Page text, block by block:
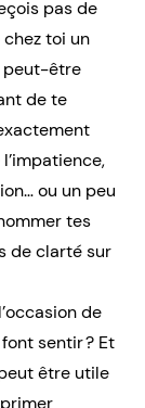
pas de
toi un
peut-être
de te
ou un peu
tes
de clarté sur
de
sentir ? Et
être utile